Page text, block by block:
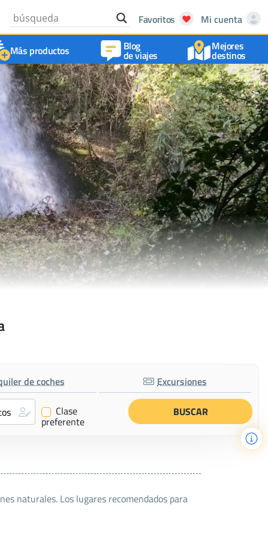
Favoritos
Mi cuenta
Más productos Blog
de viajes
Mejores
destinos
de coches Excursiones
✔ Clase
preferente
naturales. Los lugares recomendados para